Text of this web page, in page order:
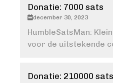
Donatie: 7000 sats
december 30, 2023
HumbleSatsMan:
voor de uitstekende
Donatie: 210000 sats